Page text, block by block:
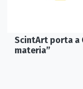
ScintArt porta a
materia”